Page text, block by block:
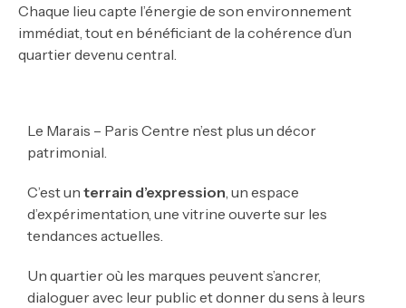
Chaque lieu capte l’énergie de son environnement
immédiat, tout en bénéficiant de la cohérence d’un
quartier devenu central.
Le Marais – Paris Centre n’est plus un décor
patrimonial.
C’est un terrain d’expression , un espace
d’expérimentation, une vitrine ouverte sur les
tendances actuelles.
Un quartier où les marques peuvent s’ancrer,
dialoguer avec leur public et donner du sens à leurs